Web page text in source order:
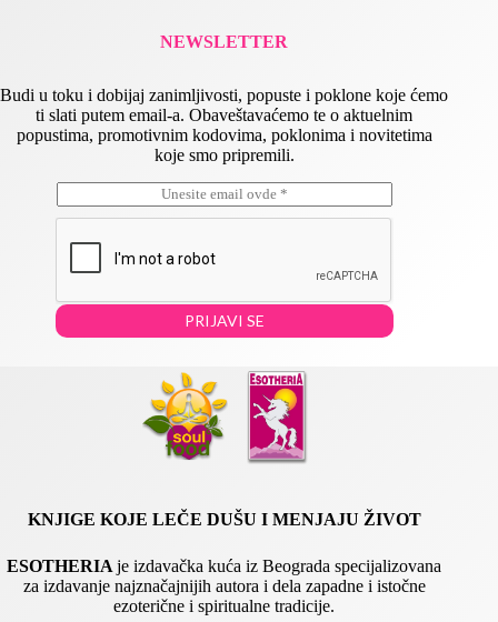
NEWSLETTER
Budi u toku i dobijaj zanimljivosti, popuste i poklone koje ćemo
ti slati putem email-a. Obaveštavaćemo te o aktuelnim
popustima, promotivnim kodovima, poklonima i novitetima
koje smo pripremili.
*
m
PRIJAVI SE
KNJIGE KOJE LEČE DUŠU I MENJAJU ŽIVOT
ESOTHERIAje izdavačka kuća iz Beograda specijalizovana
za izdavanje najznačajnijih autora i dela zapadne i istočne
ezoterične i spiritualne tradicije.